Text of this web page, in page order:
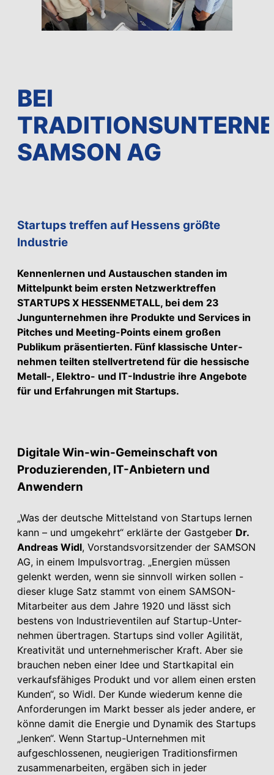
BEI
SAMSON AG
Startups treffen auf Hessens größte
Industrie
Kennenlernen und Austauschen standen im
Mittelpunkt beim ersten Netzwerktreffen
STARTUPS X HESSEN­METALL, bei dem 23
Jungunternehmen ihre Produkte und Services in
Pitches und Meeting-Points einem großen
Publikum präsentierten. Fünf klassische Unter­
nehmen teilten stellvertretend für die hessische
Metall-, Elektro- und IT-Industrie ihre Angebote
für und Erfahrungen mit Startups.
Digitale Win-win-Gemeinschaft von
Produzierenden, IT-Anbietern und
Anwendern
„Was der deutsche Mittelstand von Startups lernen
kann – und umgekehrt“ erklärte der Gastgeber Dr.
Andreas Widl, Vorstandsvorsitzender der SAMSON
AG, in einem Impulsvortrag. „Energien müssen
gelenkt werden, wenn sie sinnvoll wirken sollen -
dieser kluge Satz stammt von einem SAMSON-
Mitarbeiter aus dem Jahre 1920 und lässt sich
bestens von Industrieventilen auf Startup-Unter­
nehmen übertragen. Startups sind voller Agilität,
Kreativität und unternehmerischer Kraft. Aber sie
brauchen neben einer Idee und Startkapital ein
verkaufsfähiges Produkt und vor allem einen ersten
Kunden“, so Widl. Der Kunde wiederum kenne die
Anforderungen im Markt besser als jeder andere, er
könne damit die Energie und Dynamik des Startups
„lenken“. Wenn Startup-Unter­nehmen mit
aufgeschlossenen, neugierigen Traditionsfirmen
zusammenarbeiten, ergäben sich in jeder